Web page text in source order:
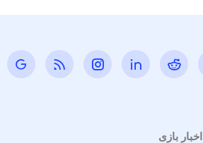
اخبار بازی